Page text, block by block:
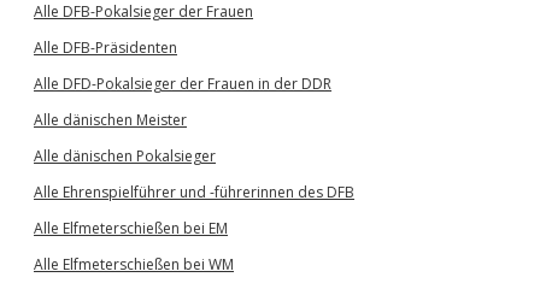
Alle DFB-Pokalsieger der Frauen
Alle DFB-Präsidenten
Alle DFD-Pokalsieger der Frauen in der DDR
Alle dänischen Meister
Alle dänischen Pokalsieger
Alle Ehrenspielführer und -führerinnen des DFB
Alle Elfmeterschießen bei EM
Alle Elfmeterschießen bei WM